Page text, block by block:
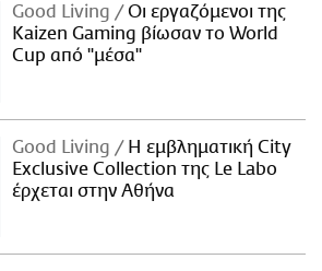
Good Living
Οι εργαζόμενοι της
Kaizen Gaming βίωσαν το World
Cup από "μέσα"
Good Living
Η εμβληματική City
Exclusive Collection της Le Labo
έρχεται στην Αθήνα